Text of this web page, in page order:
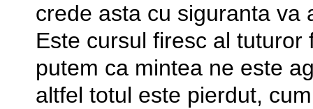
crede asta cu siguranta va
Este cursul firesc al
putem ca mintea ne este
altfel totul este pierdut,